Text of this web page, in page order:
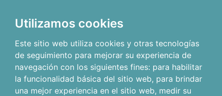
Utilizamos cookies
Este sitio web utiliza cookies y otras tecnologías
de seguimiento para mejorar su experiencia de
navegación con los siguientes fines: para habilitar
la funcionalidad básica del sitio web, para brindar
una mejor experiencia en el sitio web, medir su